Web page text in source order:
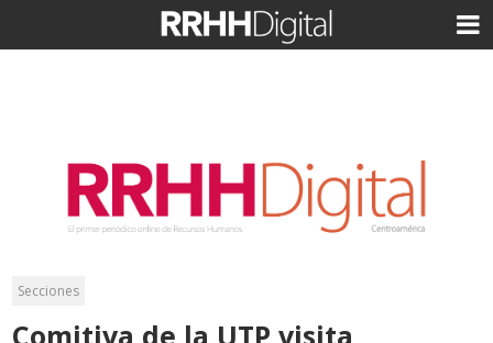
Secciones
Comitiva de la UTP visita